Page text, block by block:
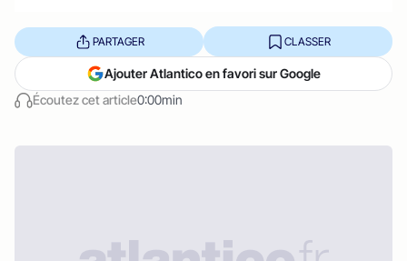
Écoutez cet article0:00min
PARTAGER CLASSER
Ajouter Atlantico en favori sur Google